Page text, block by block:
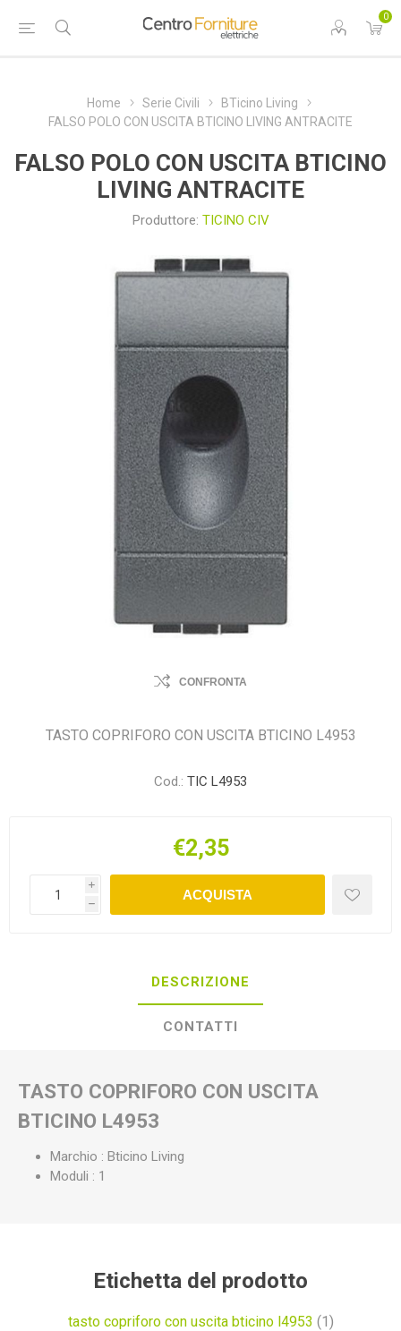
0
Home Serie Civili
BTicino Living
FALSO POLO CON USCITA BTICINO LIVING ANTRACITE
FALSO POLO CON USCITA BTICINO
LIVING ANTRACITE
Produttore: TICINO CIV
CONFRONTA
TASTO COPRIFORO CON USCITA BTICINO L4953
Cod.: TIC L4953
€2,35
i
h
ACQUISTA
DESCRIZIONE
CONTATTI
TASTO COPRIFORO CON USCITA
BTICINO L4953
Marchio : Bticino Living
Moduli : 1
Etichetta del prodotto
tasto copriforo con uscita bticino l4953 (1)